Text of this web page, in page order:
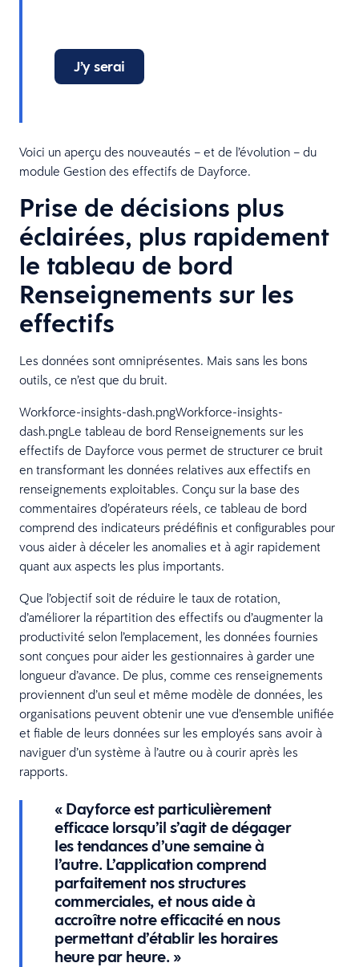
J’y serai
Voici un aperçu des nouveautés – et de l’évolution – du
module Gestion des effectifs de Dayforce.
Prise de décisions plus
éclairées, plus rapidement
le tableau de bord
Renseignements sur les
effectifs
Les données sont omniprésentes. Mais sans les bons
outils, ce n’est que du bruit.
Workforce-insights-dash.pngWorkforce-insights-
dash.pngLe tableau de bord Renseignements sur les
effectifs de Dayforce vous permet de structurer ce bruit
en transformant les données relatives aux effectifs en
renseignements exploitables. Conçu sur la base des
commentaires d’opérateurs réels, ce tableau de bord
comprend des indicateurs prédéfinis et configurables pour
vous aider à déceler les anomalies et à agir rapidement
quant aux aspects les plus importants.
Que l’objectif soit de réduire le taux de rotation,
d’améliorer la répartition des effectifs ou d’augmenter la
productivité selon l’emplacement, les données fournies
sont conçues pour aider les gestionnaires à garder une
longueur d’avance. De plus, comme ces renseignements
proviennent d’un seul et même modèle de données, les
organisations peuvent obtenir une vue d’ensemble unifiée
et fiable de leurs données sur les employés sans avoir à
naviguer d’un système à l’autre ou à courir après les
rapports.
« Dayforce est particulièrement
efficace lorsqu’il s’agit de dégager
les tendances d’une semaine à
l’autre. L’application comprend
parfaitement nos structures
commerciales, et nous aide à
accroître notre efficacité en nous
permettant d’établir les horaires
heure par heure. »